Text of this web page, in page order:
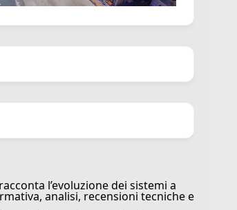
l’evoluzione dei sistemi a
analisi, recensioni tecniche e